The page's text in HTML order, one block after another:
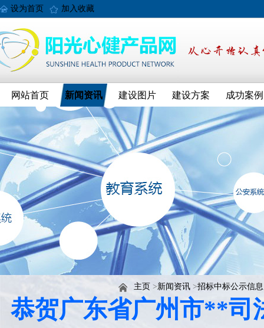
设为首页 加入收藏
网站首页 新闻资讯 建设图片 建设方案 成功案例
主页 >新闻资讯 >招标中标公示信息
恭贺广东省广州市**司